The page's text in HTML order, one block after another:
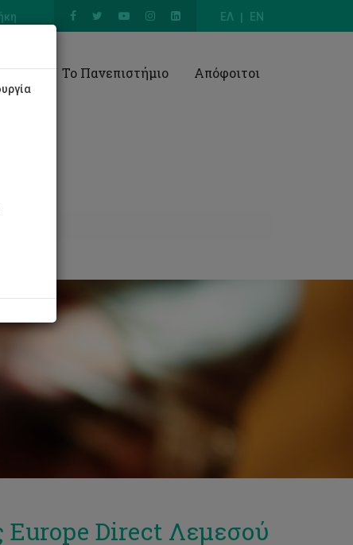
ΕΛ EN
Το Πανεπιστήμιο Απόφοιτοι
Direct Λεμεσού